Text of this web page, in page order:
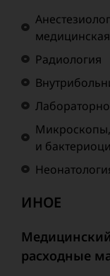
Радиология
и
ИНОЕ
расходные